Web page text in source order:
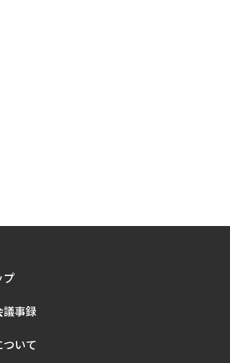
プ
事録
いて